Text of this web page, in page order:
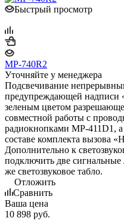
Быстрый просмотр
MP-740R2
Уточняйте у менеджера
Подсвечивание
предупреждающей
зеленым цветом
совместной работы с
радиокнопками MP-411D1,
составе комплекта вызова
Дополнительно к
подключить две
же светозвуковое табло.
Отложить
Сравнить
Ваша цена
10 898 руб.